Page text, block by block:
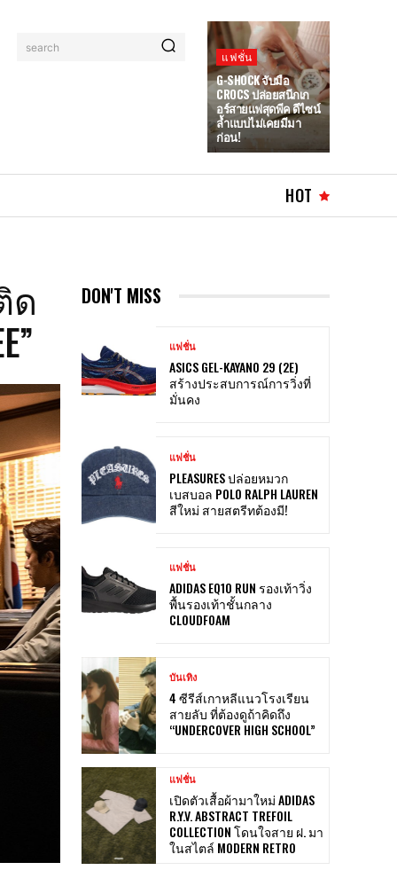
search
แฟชั่น
G-SHOCK จับมือ
CROCS ปล่อยสนีกเก
อร์สายแฟสุดพีค ดีไซน์
ล้ำแบบไม่เคยมีมา
ก่อน!
HOT
ด
DON'T MISS
แฟชั่น
ASICS GEL-KAYANO 29 (2E)
สร้างประสบการณ์การวิ่งที่
มั่นคง
แฟชั่น
PLEASURES ปล่อยหมวก
เบสบอล POLO RALPH LAUREN
สีใหม่ สายสตรีทต้องมี!
แฟชั่น
ADIDAS EQ10 RUN รองเท้าวิ่ง
พื้นรองเท้าชั้นกลาง
CLOUDFOAM
บันเทิง
4 ซีรีส์เกาหลีแนวโรงเรียน
สายลับ ที่ต้องดูถ้าคิดถึง
“UNDERCOVER HIGH SCHOOL”
แฟชั่น
เปิดตัวเสื้อผ้ามาใหม่ ADIDAS
R.Y.V. ABSTRACT TREFOIL
COLLECTION โดนใจสาย ฝ. มา
ในสไตล์ MODERN RETRO